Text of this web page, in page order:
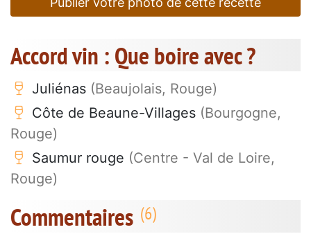
Accord vin : Que boire avec ?
Juliénas (Beaujolais, Rouge)
Côte de Beaune-Villages (Bourgogne,
Rouge)
Saumur rouge (Centre - Val de Loire,
Rouge)
Commentaires